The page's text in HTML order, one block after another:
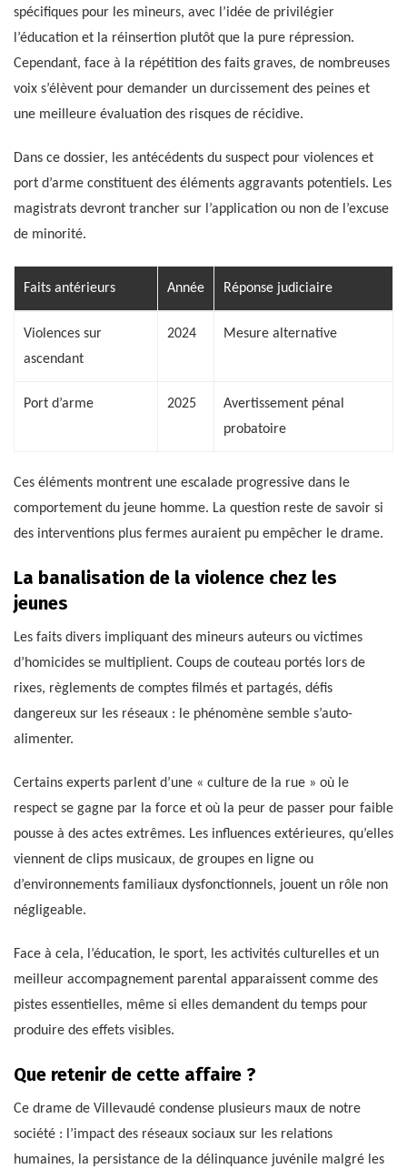
spécifiques pour les mineurs, avec l’idée de privilégier
l’éducation et la réinsertion plutôt que la pure répression.
Cependant, face à la répétition des faits graves, de nombreuses
voix s’élèvent pour demander un durcissement des peines et
une meilleure évaluation des risques de récidive.
Dans ce dossier, les antécédents du suspect pour violences et
port d’arme constituent des éléments aggravants potentiels. Les
magistrats devront trancher sur l’application ou non de l’excuse
de minorité.
Faits antérieurs Année Réponse judiciaire
Violences sur
ascendant
2024 Mesure alternative
Port d’arme 2025
Avertissement pénal
probatoire
Ces éléments montrent une escalade progressive dans le
comportement du jeune homme. La question reste de savoir si
des interventions plus fermes auraient pu empêcher le drame.
La banalisation de la violence chez les
jeunes
Les faits divers impliquant des mineurs auteurs ou victimes
d’homicides se multiplient. Coups de couteau portés lors de
rixes, règlements de comptes filmés et partagés, défis
dangereux sur les réseaux : le phénomène semble s’auto-
alimenter.
Certains experts parlent d’une « culture de la rue » où le
respect se gagne par la force et où la peur de passer pour faible
pousse à des actes extrêmes. Les influences extérieures, qu’elles
viennent de clips musicaux, de groupes en ligne ou
d’environnements familiaux dysfonctionnels, jouent un rôle non
négligeable.
Face à cela, l’éducation, le sport, les activités culturelles et un
meilleur accompagnement parental apparaissent comme des
pistes essentielles, même si elles demandent du temps pour
produire des effets visibles.
Que retenir de cette affaire ?
Ce drame de Villevaudé condense plusieurs maux de notre
société : l’impact des réseaux sociaux sur les relations
humaines, la persistance de la délinquance juvénile malgré les